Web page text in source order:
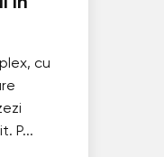
cu
P...